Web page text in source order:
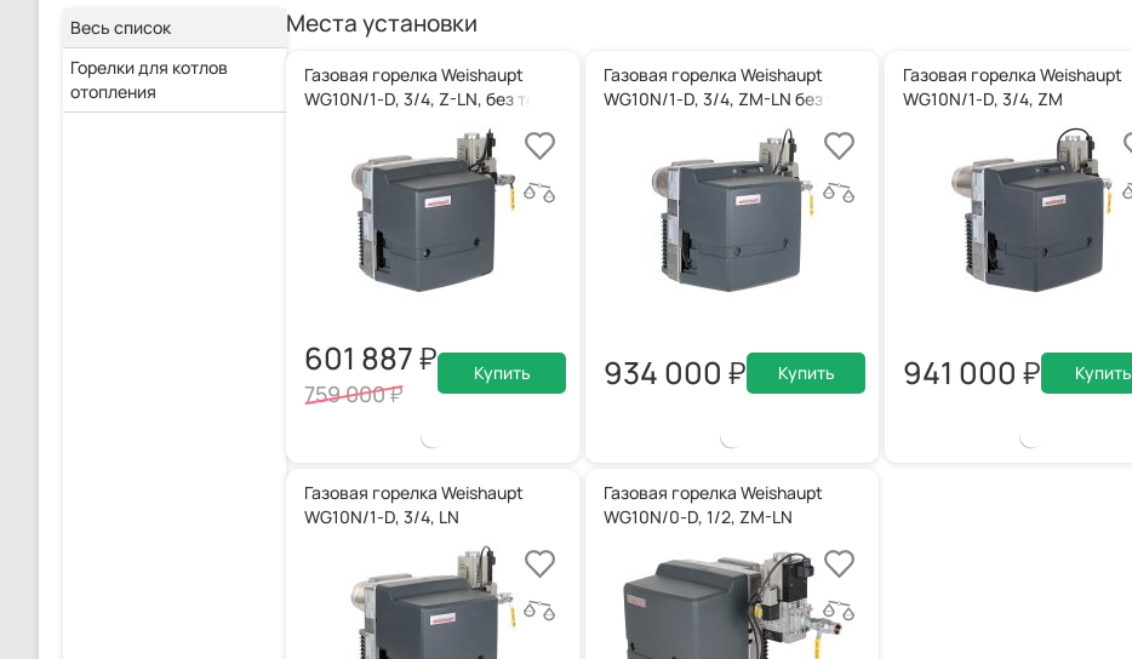
Весь список
Горелки для котлов
отопления
Места установки
Газовая горелка Weishaupt
WG10N/1-D, 3/4, Z-LN, без термозатвора, 23212324
601 887
759 000
Купить
Газовая горелка Weishaupt
WG10N/1-D, 3/4, ZM-LN без термозатвора
934 000 Купить
Газовая горелка Weishaupt
WG10N/1-D, 3/4, ZM
941 000 Купить
Газовая горелка Weishaupt
WG10N/1-D, 3/4, LN
Газовая горелка Weishaupt
WG10N/0-D, 1/2, ZM-LN